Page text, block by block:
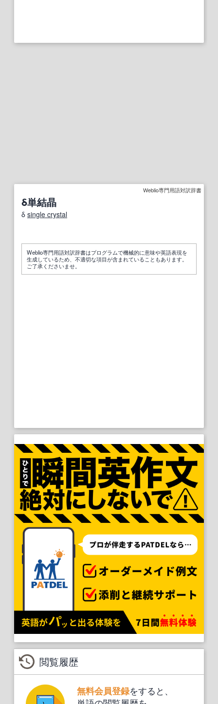
Weblio専門用語対訳辞書
δ単結晶
δ single crystal
Weblio専門用語対訳辞書はプログラムで機械的に意味や英語表現を
生成しているため、不適切な項目が含まれていることもあります。
ご了承くださいませ。
閲覧履歴
無料会員登録をすると、